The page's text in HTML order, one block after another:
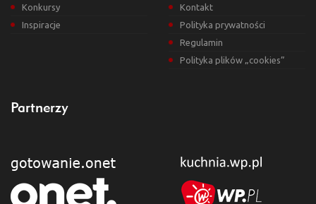
Konkursy
Inspiracje
Kontakt
Polityka prywatności
Regulamin
Polityka plików „cookies”
Partnerzy